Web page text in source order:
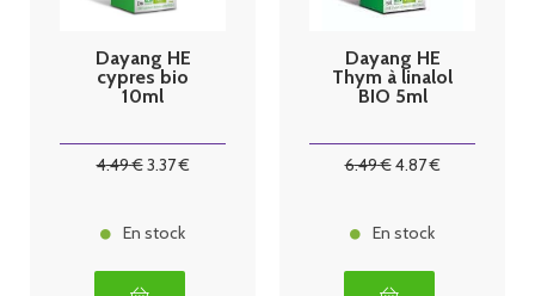
Dayang HE
cypres bio
10ml
4.49€3.37€
En stock
Dayang HE
Thym à linalol
BIO 5ml
6.49€4.87€
En stock